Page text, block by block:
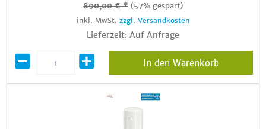
890,00 € * (57% gespart)
inkl. MwSt. zzgl. Versandkosten
Lieferzeit: Auf Anfrage
In den Warenkorb